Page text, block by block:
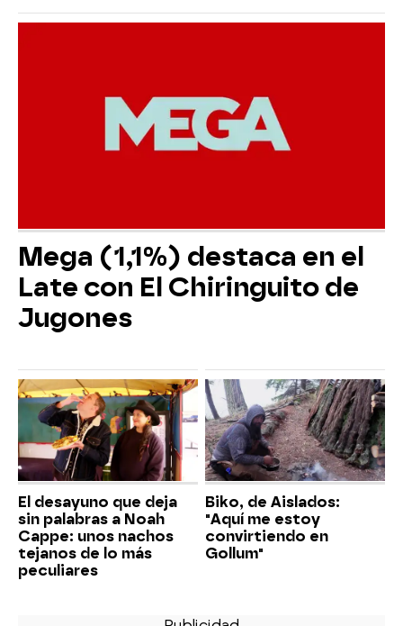
Mega (1,1%) destaca en el
Late con El Chiringuito de
Jugones
El desayuno que deja
sin palabras a Noah
Cappe: unos nachos
tejanos de lo más
peculiares
Biko, de Aislados:
"Aquí me estoy
convirtiendo en
Gollum"